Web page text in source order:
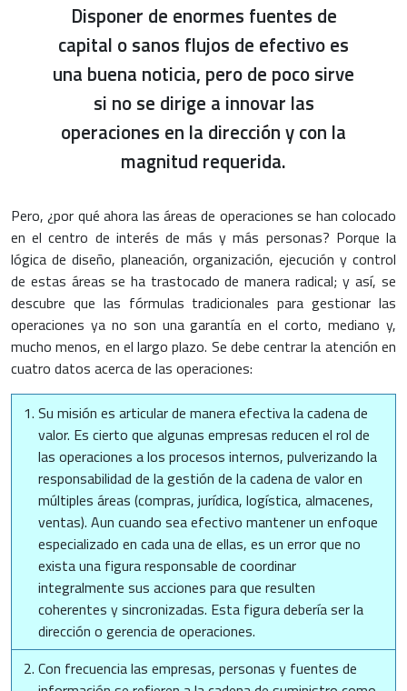
Disponer de enormes fuentes de
capital o sanos flujos de efectivo es
una buena noticia, pero de poco sirve
si no se dirige a innovar las
operaciones en la dirección y con la
magnitud requerida.
Pero, ¿por qué ahora las áreas de operaciones se han colocado
en el centro de interés de más y más personas? Porque la
lógica de diseño, planeación, organización, ejecución y control
de estas áreas se ha trastocado de manera radical; y así, se
descubre que las fórmulas tradicionales para gestionar las
operaciones ya no son una garantía en el corto, mediano y,
mucho menos, en el largo plazo. Se debe centrar la atención en
cuatro datos acerca de las operaciones:
Su misión es articular de manera efectiva la cadena de
valor. Es cierto que algunas empresas reducen el rol de
las operaciones a los procesos internos, pulverizando la
responsabilidad de la gestión de la cadena de valor en
múltiples áreas (compras, jurídica, logística, almacenes,
ventas). Aun cuando sea efectivo mantener un enfoque
especializado en cada una de ellas, es un error que no
exista una figura responsable de coordinar
integralmente sus acciones para que resulten
coherentes y sincronizadas. Esta figura debería ser la
dirección o gerencia de operaciones.
Con frecuencia las empresas, personas y fuentes de